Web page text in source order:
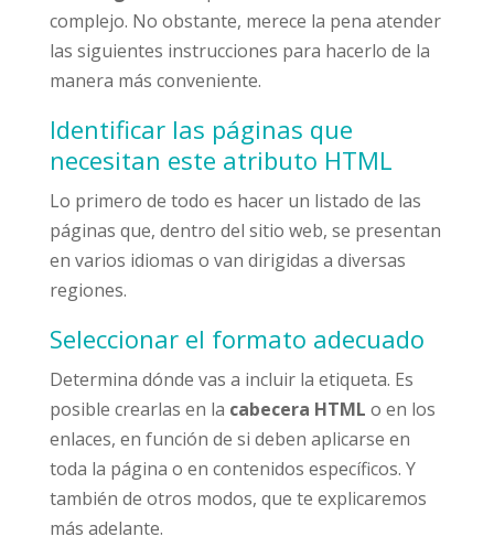
complejo. No obstante, merece la pena atender
las siguientes instrucciones para hacerlo de la
manera más conveniente.
Identificar las páginas que
necesitan este atributo HTML
Lo primero de todo es hacer un listado de las
páginas que, dentro del sitio web, se presentan
en varios idiomas o van dirigidas a diversas
regiones.
Seleccionar el formato adecuado
Determina dónde vas a incluir la etiqueta. Es
posible crearlas en la cabecera HTML o en los
enlaces, en función de si deben aplicarse en
toda la página o en contenidos específicos. Y
también de otros modos, que te explicaremos
más adelante.